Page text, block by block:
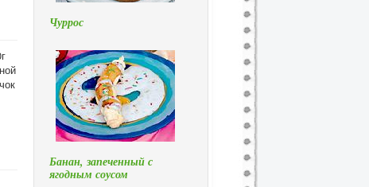
Чуррос
Банан, запеченный с
ягодным соусом